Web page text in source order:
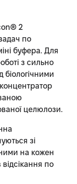
2
по
буфера. Для
з сильно
целюлози.
зі
на кожен
по